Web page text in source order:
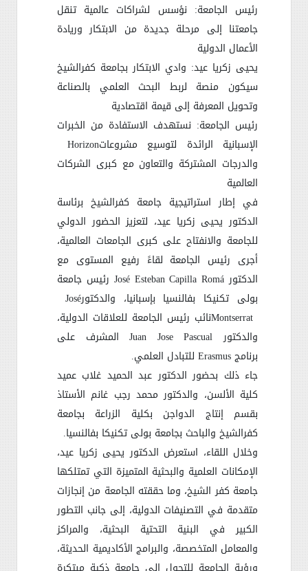
رئيس الجامعة: نؤسس لشراكات عالمية تنقل
جامعتنا إلى مرحلة جديدة من الابتكار وريادة
الأعمال الدولية
يحيى زكريا عيد: وادي الابتكار بجامعة كفرالشيخ
سيكون منصة لربط البحث العلمي بالصناعة
وتحويل المعرفة إلى قيمة اقتصادية
رئيس الجامعة: نستهدف الاستفادة من الخبرات
الإسبانية الرائدة لتوسيع مشروعاتHorizon
والدرجات المشتركة والتعاون مع كبرى الشركات
العالمية
في إطار استراتيجية جامعة كفرالشيخ برئاسة
الدكتور يحيى زكريا عيد، لتعزيز الحضور الدولي
للجامعة والانفتاح على كبرى الجامعات العالمية،
أجرى رئيس الجامعة لقاءً رفيع المستوى مع
الدكتورJosé Esteban Capilla Romá رئيس جامعة
بولى تكنيكا بفالنسيا بإسبانيا، والدكتورJosé
Montserratنائب رئيس الجامعة للعلاقات الدولية،
والدكتورJuan Jose Pascual المشرف على
برنامجErasmus للتبادل العلمي.
جاء ذلك بحضور الدكتور عبد الحميد غلاب عميد
كلية الألسن، والدكتور محمد رجب غانم الأستاذ
بقسم إنتاج الدواجن بكلية الزراعة بجامعة
كفرالشيخ والباحث بجامعة بولى تكنيكا بفالنسيا.
وخلال اللقاء، استعرض الدكتور يحيى زكريا عيد،
الإمكانات العلمية والبحثية المتميزة التي تمتلكها
جامعة كفر الشيخ، وما حققته الجامعة من إنجازات
متقدمة في التصنيفات الدولية، إلى جانب التطور
الكبير في البنية التحتية البحثية، والمراكز
والمعامل المتخصصة، والبرامج الأكاديمية الحديثة،